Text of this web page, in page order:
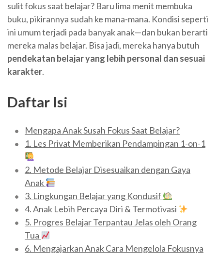
sulit fokus saat belajar? Baru lima menit membuka
buku, pikirannya sudah ke mana-mana. Kondisi seperti
ini umum terjadi pada banyak anak—dan bukan berarti
mereka malas belajar. Bisa jadi, mereka hanya butuh
pendekatan belajar yang lebih personal dan sesuai
karakter.
Daftar Isi
Mengapa Anak Susah Fokus Saat Belajar?
1. Les Privat Memberikan Pendampingan 1-on-1
2. Metode Belajar Disesuaikan dengan Gaya
Anak
3. Lingkungan Belajar yang Kondusif
4. Anak Lebih Percaya Diri & Termotivasi
5. Progres Belajar Terpantau Jelas oleh Orang
Tua
6. Mengajarkan Anak Cara Mengelola Fokusnya